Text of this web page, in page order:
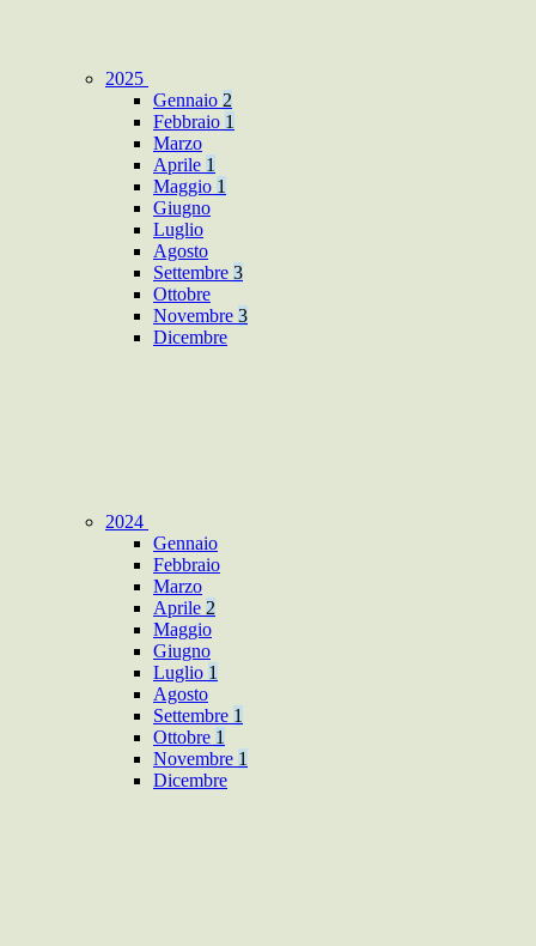
2025
Gennaio 2
Febbraio 1
Marzo
Aprile 1
Maggio 1
Giugno
Luglio
Agosto
Settembre 3
Ottobre
Novembre 3
Dicembre
2024
Gennaio
Febbraio
Marzo
Aprile 2
Maggio
Giugno
Luglio 1
Agosto
Settembre 1
Ottobre 1
Novembre 1
Dicembre